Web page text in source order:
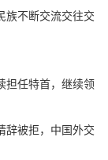
族不断交流交往交
担任特首，继续领
辞被拒，中国外交